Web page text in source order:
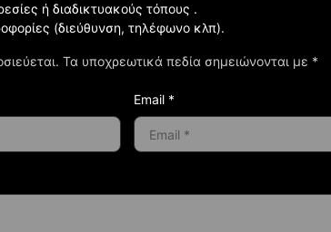
Τα υποχρεωτικά πεδία σημειώνονται με *
ή διαδικτυακούς τόπους .
(διεύθυνση, τηλέφωνο κλπ).
Email *